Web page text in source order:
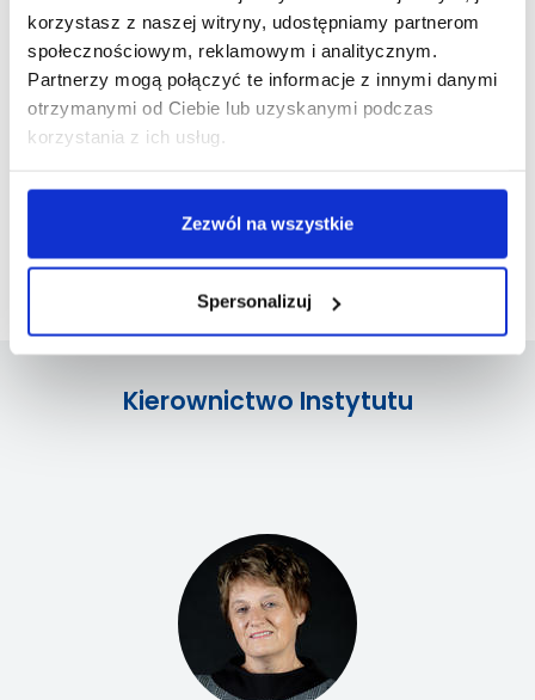
korzystasz z naszej witryny, udostępniamy partnerom
społecznościowym, reklamowym i analitycznym.
Partnerzy mogą połączyć te informacje z innymi danymi
otrzymanymi od Ciebie lub uzyskanymi podczas
korzystania z ich usług.
Zezwól na wszystkie
Spersonalizuj
Programy kształcenia - karty przedmiotów, plany studiów
Dyplomanci
Wychowanie Fizyczne
Kierownictwo Instytutu